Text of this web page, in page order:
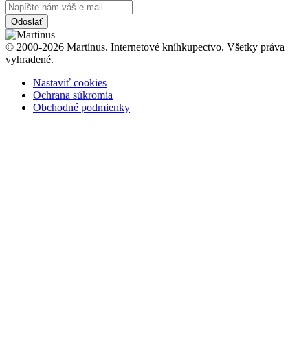
Odoslať
© 2000-2026 Martinus. Internetové kníhkupectvo. Všetky práva
vyhradené.
Nastaviť cookies
Ochrana súkromia
Obchodné podmienky